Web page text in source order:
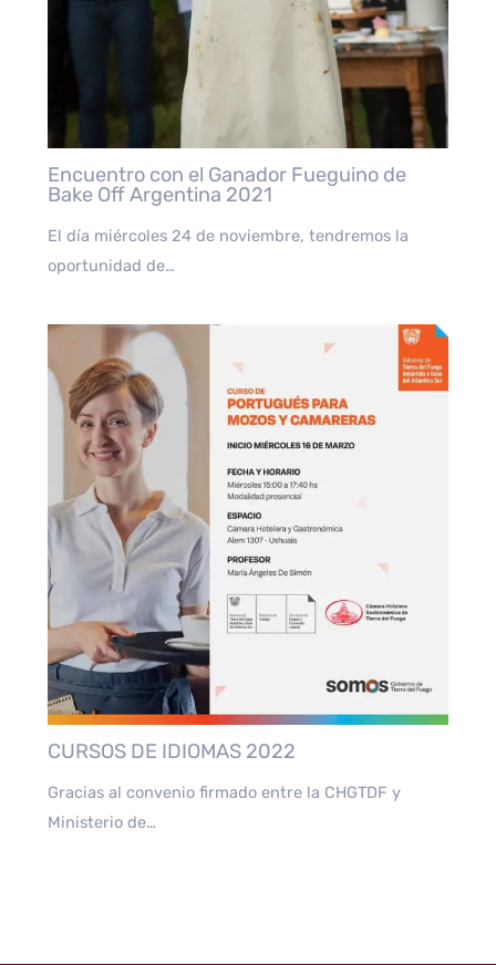
Encuentro con el Ganador Fueguino de
Bake Off Argentina 2021
El día miércoles 24 de noviembre, tendremos la
oportunidad de…
CURSOS DE IDIOMAS 2022
Gracias al convenio firmado entre la CHGTDF y
Ministerio de…